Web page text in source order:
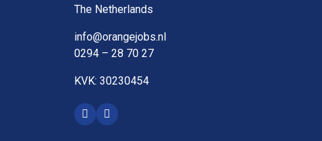
The Netherlands
info@orangejobs.nl
0294 – 28 70 27
KVK: 30230454